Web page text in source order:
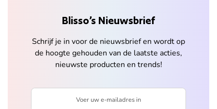
Blisso’s Nieuwsbrief
Schrijf je in voor de nieuwsbrief en wordt op
de hoogte gehouden van de laatste acties,
nieuwste producten en trends!
Voer uw e-mailadres in